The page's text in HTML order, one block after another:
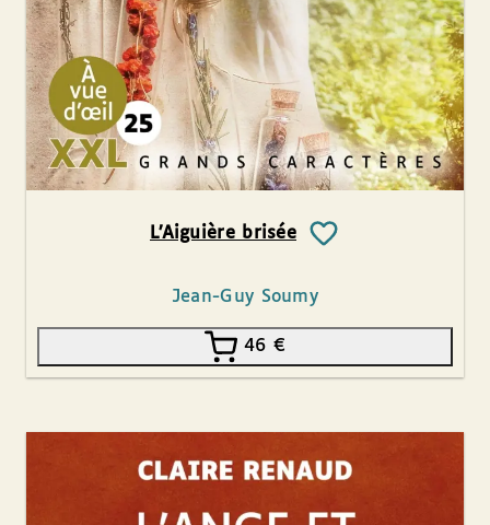
L’Aiguière brisée
Jean-Guy Soumy
46 €